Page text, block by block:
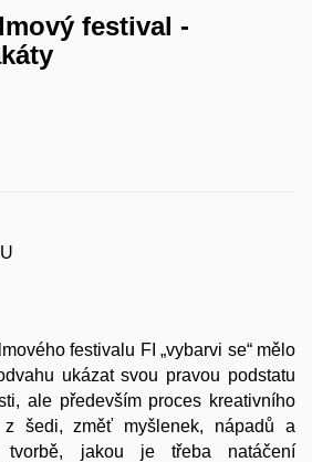
festival -
festivalu FI „vybarvi se“ mělo
ukázat svou pravou podstatu
ale především proces kreativního
z šedi, změť myšlenek, nápadů a
jakou je třeba natáčení